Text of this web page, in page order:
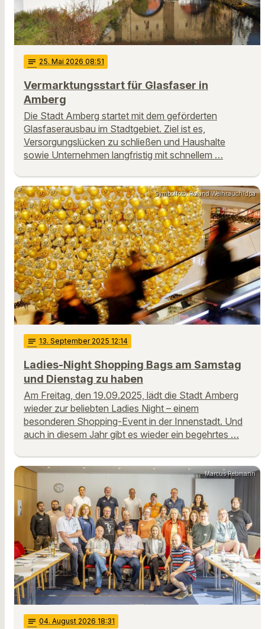
notes 25. Mai 2026 08:51
Vermarktungsstart für Glasfaser in
Amberg
Die Stadt Amberg startet mit dem geförderten
Glasfaserausbau im Stadtgebiet. Ziel ist es,
Versorgungslücken zu schließen und Haushalte
sowie Unternehmen langfristig mit schnellem …
Symbolfoto: Roland Weihrauch/dpa
notes 13. September 2025 12:14
Ladies-Night Shopping Bags am Samstag
und Dienstag zu haben
Am Freitag, den 19.09.2025, lädt die Stadt Amberg
wieder zur beliebten Ladies Night – einem
besonderen Shopping-Event in der Innenstadt. Und
auch in diesem Jahr gibt es wieder ein begehrtes …
Marcus Rebmann
notes 04. August 2026 18:31